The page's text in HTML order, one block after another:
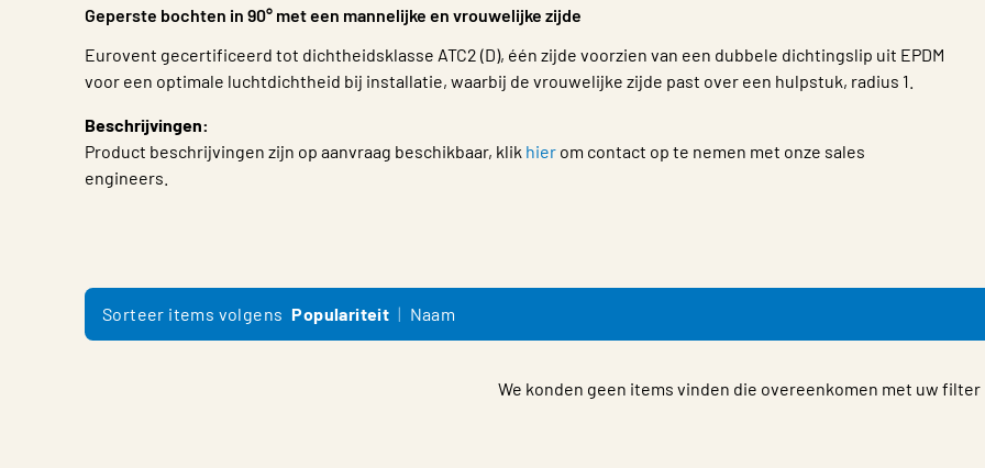
Geperste bochten in 90° met een mannelijke en vrouwelijke zijde
Eurovent gecertificeerd tot dichtheidsklasse ATC2 (D), één zijde voorzien van een dubbele dichtingslip uit EPDM
voor een optimale luchtdichtheid bij installatie, waarbij de vrouwelijke zijde past over een hulpstuk, radius 1.
Beschrijvingen:
Product beschrijvingen zijn op aanvraag beschikbaar, klik hier om contact op te nemen met onze sales
engineers.
Sorteer items volgens Populariteit Naam
We konden geen items vinden die overeenkomen met uw filter